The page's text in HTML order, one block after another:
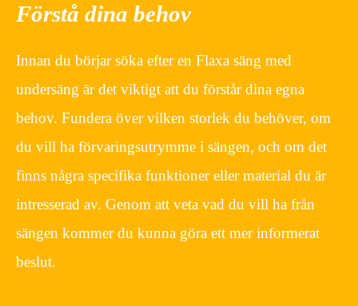
Förstå dina behov
Innan du börjar söka efter en Flaxa säng med
undersäng är det viktigt att du förstår dina egna
behov. Fundera över vilken storlek du behöver, om
du vill ha förvaringsutrymme i sängen, och om det
finns några specifika funktioner eller material du är
intresserad av. Genom att veta vad du vill ha från
sängen kommer du kunna göra ett mer informerat
beslut.